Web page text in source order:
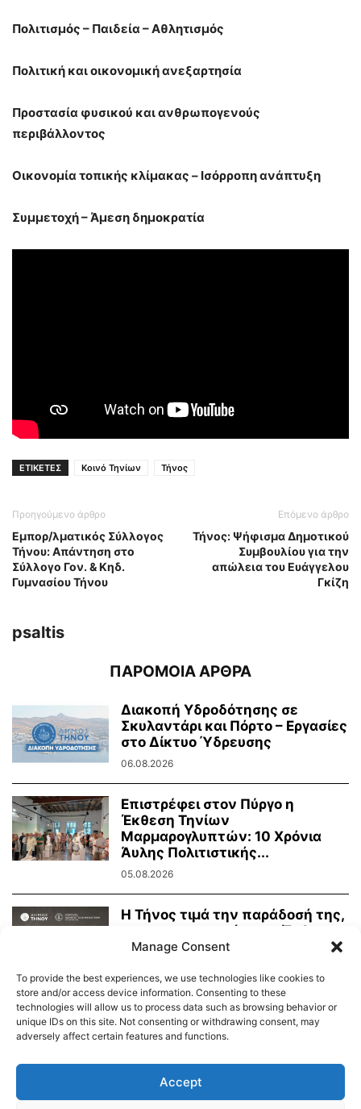
Πολιτισμός – Παιδεία – Αθλητισμός
Πολιτική και οικονομική ανεξαρτησία
Προστασία φυσικού και ανθρωπογενούς
περιβάλλοντος
Οικονομία τοπικής κλίμακας – Ισόρροπη ανάπτυξη
Συμμετοχή – Άμεση δημοκρατία
ΕΤΙΚΕΤΕΣ Κοινό Τηνίων Τήνος
Προηγούμενο άρθρο
Εμπορ/λματικός Σύλλογος
Τήνου: Απάντηση στο
Σύλλογο Γον. & Κηδ.
Γυμνασίου Τήνου
Επόμενο άρθρο
Τήνος: Ψήφισμα Δημοτικού
Συμβουλίου για την
απώλεια του Ευάγγελου
Γκίζη
psaltis
ΠΑΡΟΜΟΙΑ ΑΡΘΡΑ
Διακοπή Υδροδότησης σε
Σκυλαντάρι και Πόρτο – Εργασίες
στο Δίκτυο Ύδρευσης
06.08.2026
Επιστρέφει στον Πύργο η
Έκθεση Τηνίων
Μαρμαρογλυπτών: 10 Χρόνια
Άυλης Πολιτιστικής...
05.08.2026
Η Τήνος τιμά την παράδοσή της,
τη μαρμαροτεχνία της. Έκθεση
Τήνιων...
Δημοτικό Λιμενικό Ταμείο Τήνου – Άνδρου
Manage Consent
To provide the best experiences, we use technologies like cookies to
store and/or access device information. Consenting to these
technologies will allow us to process data such as browsing behavior or
unique IDs on this site. Not consenting or withdrawing consent, may
adversely affect certain features and functions.
Accept